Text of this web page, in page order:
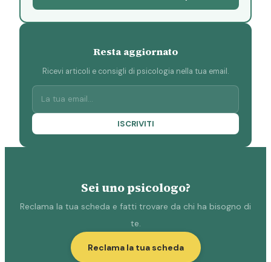
Resta aggiornato
Ricevi articoli e consigli di psicologia nella tua email.
ISCRIVITI
Sei uno psicologo?
Reclama la tua scheda e fatti trovare da chi ha bisogno di
te.
Reclama la tua scheda